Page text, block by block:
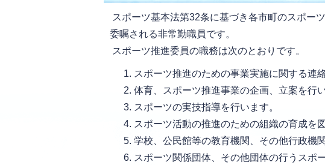
スポーツ基本法第32条に基づき各市町のスポー
委嘱される非常勤職員です。
スポーツ推進委員の職務は次のとおりです。
スポーツ推進のための事業実施に関する連
体育、スポーツ推進事業の企画、立案を行
スポーツの実技指導を行います。
スポーツ活動の推進のための組織の育成を
学校、公民館等の教育機関、その他行政機
スポーツ関係団体、その他団体の行うスポ